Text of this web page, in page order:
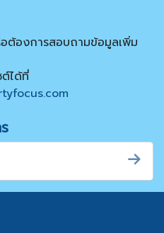
ต้องการสอบถามข้อมูลเพิ่ม
ได้ที่